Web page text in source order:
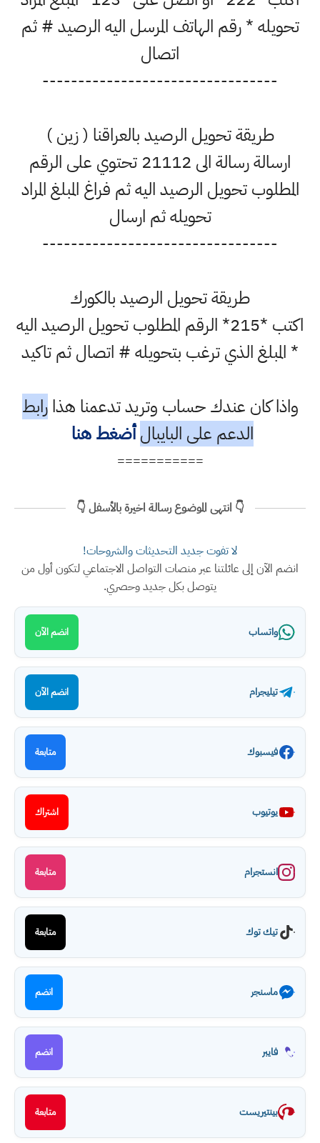
تحويله * رقم الهاتف المرسل اليه الرصيد # ثم
اتصال
---------------------------------
طريقة تحويل الرصيد بالعراقنا ( زين )
ارسالة رسالة الى 21112 تحتوي على الرقم
المطلوب تحويل الرصيد اليه ثم فراغ المبلغ المراد
تحويله ثم ارسال
---------------------------------
طريقة تحويل الرصيد بالكورك
اكتب *215* الرقم المطلوب تحويل الرصيد اليه
* المبلغ الذي ترغب بتحويله # اتصال ثم تاكيد
واذا كان عندك حساب وتريد تدعمنا هذارابط
الدعم على البايبال أضغط هنا
===========
👇 انتهى الموضوع رسالة اخيرة بالأسفل 👇
لا تفوت جديد التحديثات والشروحات!
انضم الآن إلى عائلتنا عبر منصات التواصل الاجتماعي لتكون أول من
يتوصل بكل جديد وحصري.
واتساب انضم الآن
تيليجرام انضم الآن
فيسبوك متابعة
يوتيوب اشتراك
انستجرام متابعة
تيك توك متابعة
ماسنجر انضم
فايبر انضم
بينتيريست متابعة